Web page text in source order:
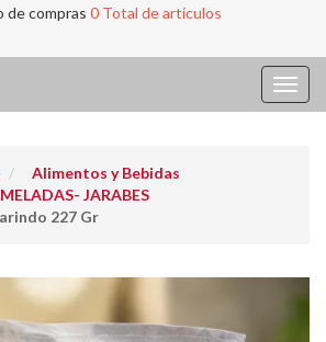
de compras 0 Total de artículos
Alimentos y Bebidas
JARABES
227 Gr